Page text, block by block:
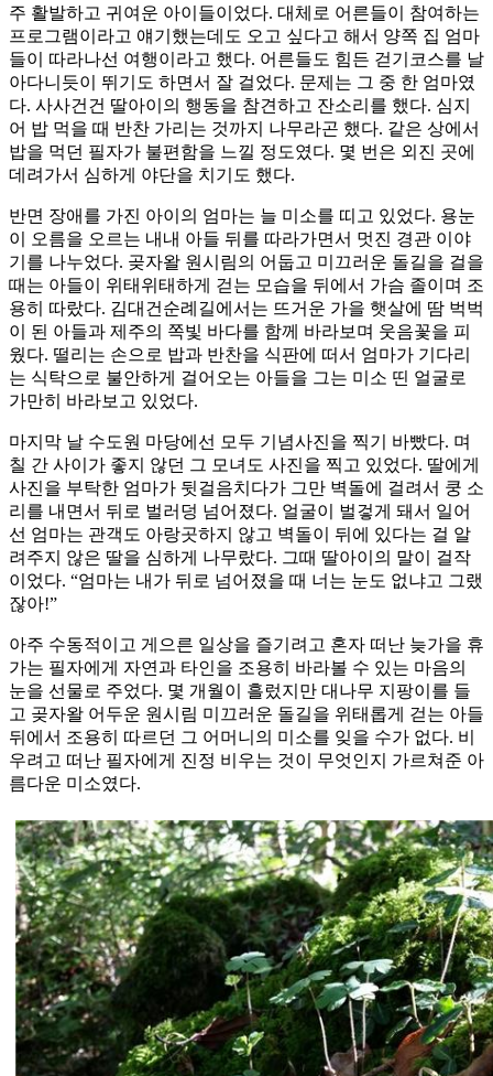
주 활발하고 귀여운 아이들이었다. 대체로 어른들이 참여하는
프로그램이라고 얘기했는데도 오고 싶다고 해서 양쪽 집 엄마
들이 따라나선 여행이라고 했다. 어른들도 힘든 걷기코스를 날
아다니듯이 뛰기도 하면서 잘 걸었다. 문제는 그 중 한 엄마였
다. 사사건건 딸아이의 행동을 참견하고 잔소리를 했다. 심지
어 밥 먹을 때 반찬 가리는 것까지 나무라곤 했다. 같은 상에서
밥을 먹던 필자가 불편함을 느낄 정도였다. 몇 번은 외진 곳에
데려가서 심하게 야단을 치기도 했다.
반면 장애를 가진 아이의 엄마는 늘 미소를 띠고 있었다. 용눈
이 오름을 오르는 내내 아들 뒤를 따라가면서 멋진 경관 이야
기를 나누었다. 곶자왈 원시림의 어둡고 미끄러운 돌길을 걸을
때는 아들이 위태위태하게 걷는 모습을 뒤에서 가슴 졸이며 조
용히 따랐다. 김대건순례길에서는 뜨거운 가을 햇살에 땀 벅벅
이 된 아들과 제주의 쪽빛 바다를 함께 바라보며 웃음꽃을 피
웠다. 떨리는 손으로 밥과 반찬을 식판에 떠서 엄마가 기다리
는 식탁으로 불안하게 걸어오는 아들을 그는 미소 띤 얼굴로
가만히 바라보고 있었다.
마지막 날 수도원 마당에선 모두 기념사진을 찍기 바빴다. 며
칠 간 사이가 좋지 않던 그 모녀도 사진을 찍고 있었다. 딸에게
사진을 부탁한 엄마가 뒷걸음치다가 그만 벽돌에 걸려서 쿵 소
리를 내면서 뒤로 벌러덩 넘어졌다. 얼굴이 벌겋게 돼서 일어
선 엄마는 관객도 아랑곳하지 않고 벽돌이 뒤에 있다는 걸 알
려주지 않은 딸을 심하게 나무랐다. 그때 딸아이의 말이 걸작
이었다. “엄마는 내가 뒤로 넘어졌을 때 너는 눈도 없냐고 그랬
잖아!”
아주 수동적이고 게으른 일상을 즐기려고 혼자 떠난 늦가을 휴
가는 필자에게 자연과 타인을 조용히 바라볼 수 있는 마음의
눈을 선물로 주었다. 몇 개월이 흘렀지만 대나무 지팡이를 들
고 곶자왈 어두운 원시림 미끄러운 돌길을 위태롭게 걷는 아들
뒤에서 조용히 따르던 그 어머니의 미소를 잊을 수가 없다. 비
우려고 떠난 필자에게 진정 비우는 것이 무엇인지 가르쳐준 아
름다운 미소였다.